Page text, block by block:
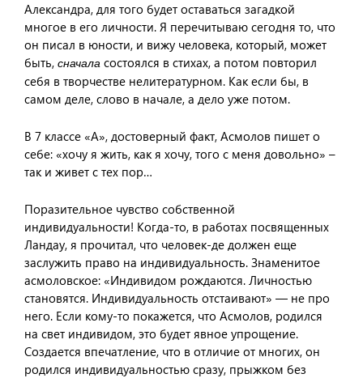
Александра, для того будет оставаться загадкой
многое в его личности. Я перечитываю сегодня то, что
он писал в юности, и вижу человека, который, может
быть, сначала состоялся в стихах, а потом повторил
себя в творчестве нелитературном. Как если бы, в
самом деле, слово в начале, а дело уже потом.
В 7 классе «А», достоверный факт, Асмолов пишет о
себе: «хочу я жить, как я хочу, того с меня довольно» –
так и живет с тех пор…
Поразительное чувство собственной
индивидуальности! Когда-то, в работах посвященных
Ландау, я прочитал, что человек-де должен еще
заслужить право на индивидуальность. Знаменитое
асмоловское: «Индивидом рождаются. Личностью
становятся. Индивидуальность отстаивают» — не про
него. Если кому-то покажется, что Асмолов, родился
на свет индивидом, это будет явное упрощение.
Создается впечатление, что в отличие от многих, он
родился индивидуальностью сразу, прыжком без